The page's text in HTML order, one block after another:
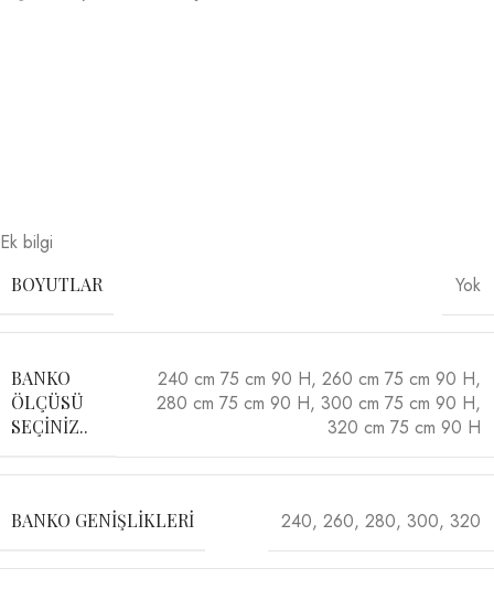
Ek bilgi
BOYUTLAR Yok
BANKO
ÖLÇÜSÜ
SEÇINIZ..
240 cm 75 cm 90 H, 260 cm 75 cm 90 H,
280 cm 75 cm 90 H, 300 cm 75 cm 90 H,
320 cm 75 cm 90 H
BANKO GENIŞLIKLERI 240, 260, 280, 300, 320